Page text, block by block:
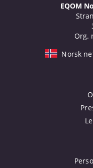
EQOM
Org.
Norsk